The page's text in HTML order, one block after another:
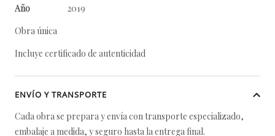
Año
2019
Obra única
Incluye certificado de autenticidad
ENVÍO Y TRANSPORTE
Cada obra se prepara y envía con transporte especializado,
embalaje a medida, y seguro hasta la entrega final.